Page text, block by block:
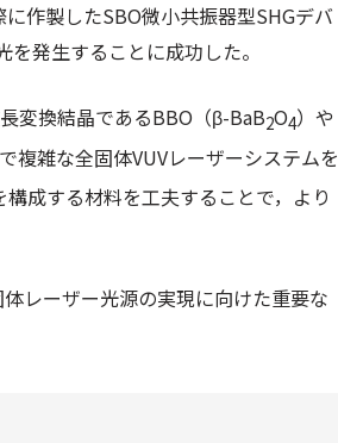
作製したSBO微小共振器型SHGデバ
発生することに成功した。
変換結晶であるBBO（β-BaB2O4）や
複雑な全固体VUVレーザーシステムを
成する材料を工夫することで，より
レーザー光源の実現に向けた重要な